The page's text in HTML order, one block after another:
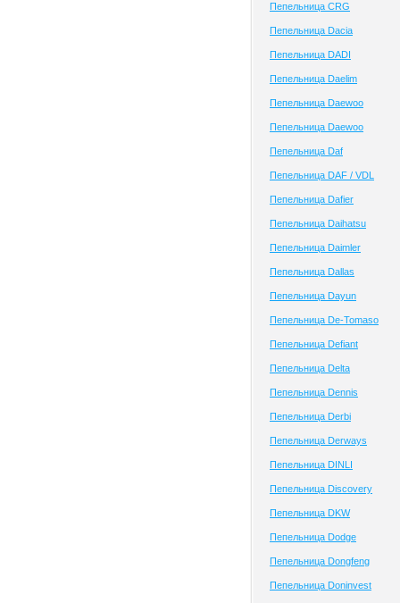
Пепельница CRG
Пепельница Dacia
Пепельница DADI
Пепельница Daelim
Пепельница Daewoo
Пепельница Daewoo
Пепельница Daf
Пепельница DAF / VDL
Пепельница Dafier
Пепельница Daihatsu
Пепельница Daimler
Пепельница Dallas
Пепельница Dayun
Пепельница De-Tomaso
Пепельница Defiant
Пепельница Delta
Пепельница Dennis
Пепельница Derbi
Пепельница Derways
Пепельница DINLI
Пепельница Discovery
Пепельница DKW
Пепельница Dodge
Пепельница Dongfeng
Пепельница Doninvest